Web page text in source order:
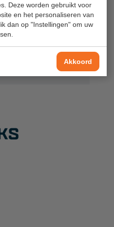
Deze worden gebruikt voor
en het personaliseren van
dan op "Instellingen" om uw
Akkoord